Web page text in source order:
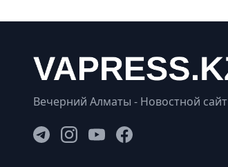
Вечерний Алматы - Новостной сайт